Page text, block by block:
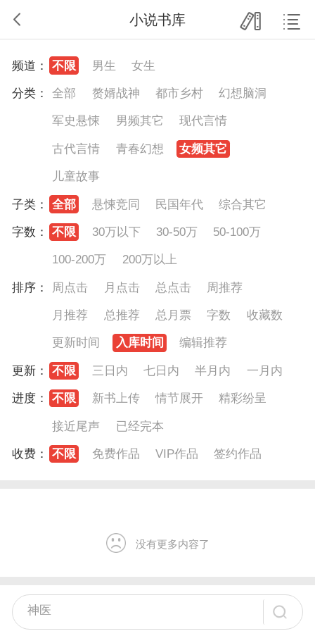
小说书库
频道： 不限 男生
女生
分类：
全部 赘婿战神 都市乡村
幻想脑洞
军史悬悚
男频其它
现代言情
古代言情
青春幻想
女频其它
儿童故事
子类：
全部 悬悚竞同 民国年代
综合其它
字数：
不限 30万以下 30-50万
50-100万
100-200万
200万以上
排序：
周点击 月点击 总点击
周推荐
月推荐
总推荐 总月票 字数
收藏数
更新时间
入库时间
编辑推荐
更新：
不限 三日内 七日内 半月内
一月内
进度：
不限 新书上传 情节展开
精彩纷呈
接近尾声
已经完本
收费：
不限 免费作品 VIP作品 签约作品
没有更多内容了